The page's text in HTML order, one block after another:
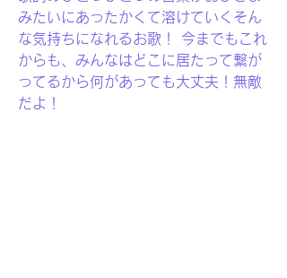
みたいにあったかくて溶けていくそん
な気持ちになれるお歌！ 今までもこれ
からも、みんなはどこに居たって繋が
ってるから何があっても大丈夫！無敵
だよ！